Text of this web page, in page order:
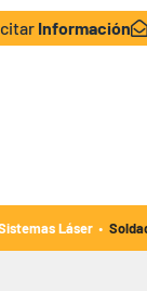
Información
Láser ·